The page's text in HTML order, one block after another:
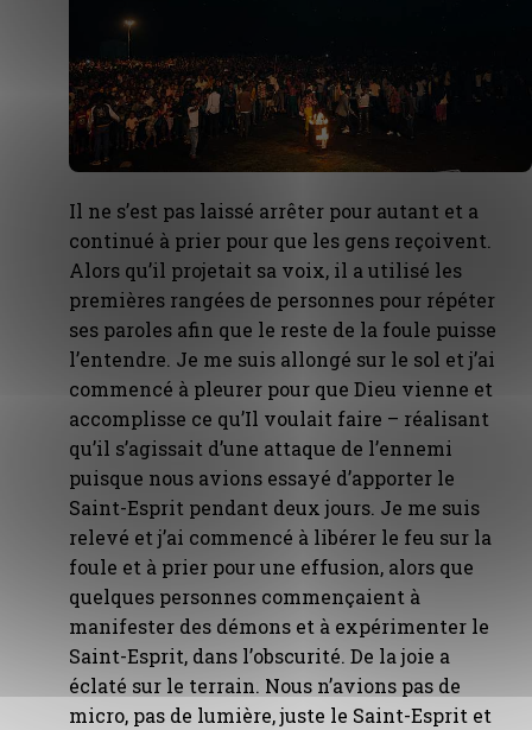
Il ne s’est pas laissé arrêter pour autant et a
continué à prier pour que les gens reçoivent.
Alors qu’il projetait sa voix, il a utilisé les
premières rangées de personnes pour répéter
ses paroles afin que le reste de la foule puisse
l’entendre. Je me suis allongé sur le sol et j’ai
commencé à pleurer pour que Dieu vienne et
accomplisse ce qu’Il voulait faire – réalisant
qu’il s’agissait d’une attaque de l’ennemi
puisque nous avions essayé d’apporter le
Saint-Esprit pendant deux jours. Je me suis
relevé et j’ai commencé à libérer le feu sur la
foule et à prier pour une effusion, alors que
quelques personnes commençaient à
manifester des démons et à expérimenter le
Saint-Esprit, dans l’obscurité. De la joie a
éclaté sur le terrain. Nous n’avions pas de
micro, pas de lumière, juste le Saint-Esprit et